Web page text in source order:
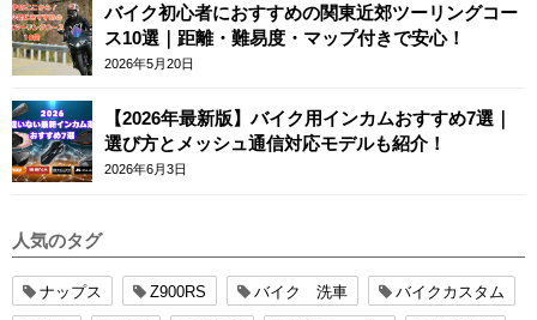
バイク初心者におすすめの関東近郊ツーリングコー
ス10選｜距離・難易度・マップ付きで安心！
2026年5月20日
【2026年最新版】バイク用インカムおすすめ7選｜
選び方とメッシュ通信対応モデルも紹介！
2026年6月3日
人気のタグ
ナップス Z900RS バイク 洗車 バイクカスタム